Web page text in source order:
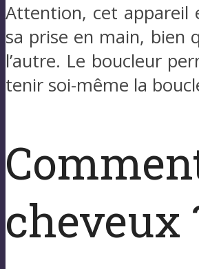
Attention, cet
sa prise en main, bien
l’autre. Le boucleur
tenir soi-même la
cheveux